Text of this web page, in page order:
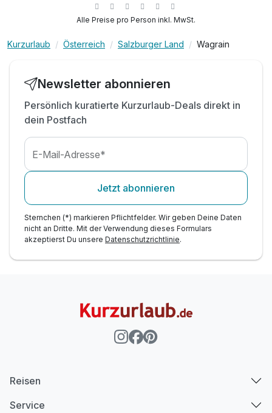
Panorama-Hallenbad, Sauna, Kneippbecken &
inkl. Salzburger Sportwelt Card*
inkl. Jugendraum mit Billard, Tischfußball & Musik
TIPP: Bogenschießen in der unmittelbarer Nähe
TIPP: Wagraini´s Grafenberg
Nutzung des Fitnessbereichs
Tageszeitung
Alle Preise pro Person inkl. MwSt.
Kurzurlaub Österreich Salzburger Land Wagrain
Newsletter abonnieren
Persönlich kuratierte Kurzurlaub-Deals direkt in
dein Postfach
E-Mail-Adresse*
Jetzt abonnieren
Sternchen (*) markieren Pflichtfelder. Wir geben Deine Daten
nicht an Dritte. Mit der Verwendung dieses Formulars
akzeptierst Du unsere Datenschutzrichtlinie.
Reisen
Service